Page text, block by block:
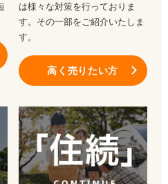
は様々な対策を行っておりま
す。その一部をご紹介いたしま
す。
高く売りたい方